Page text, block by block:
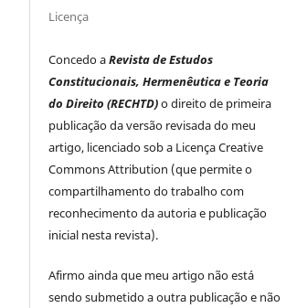
Licença
Concedo aRevista de Estudos
Constitucionais, Hermenêutica e Teoria
do Direito (RECHTD)o direito de primeira
publicação da versão revisada do meu
artigo, licenciado sob a Licença Creative
Commons Attribution (que permite o
compartilhamento do trabalho com
reconhecimento da autoria e publicação
inicial nesta revista).
Afirmo ainda que meu artigo não está
sendo submetido a outra publicação e não